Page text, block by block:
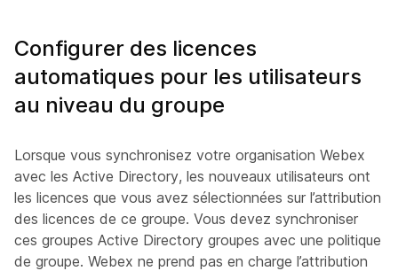
Configurer des licences
automatiques pour les utilisateurs
au niveau du groupe
Lorsque vous synchronisez votre organisation Webex
avec les Active Directory, les nouveaux utilisateurs ont
les licences que vous avez sélectionnées sur l’attribution
des licences de ce groupe. Vous devez synchroniser
ces groupes Active Directory groupes avec une politique
de groupe. Webex ne prend pas en charge l’attribution